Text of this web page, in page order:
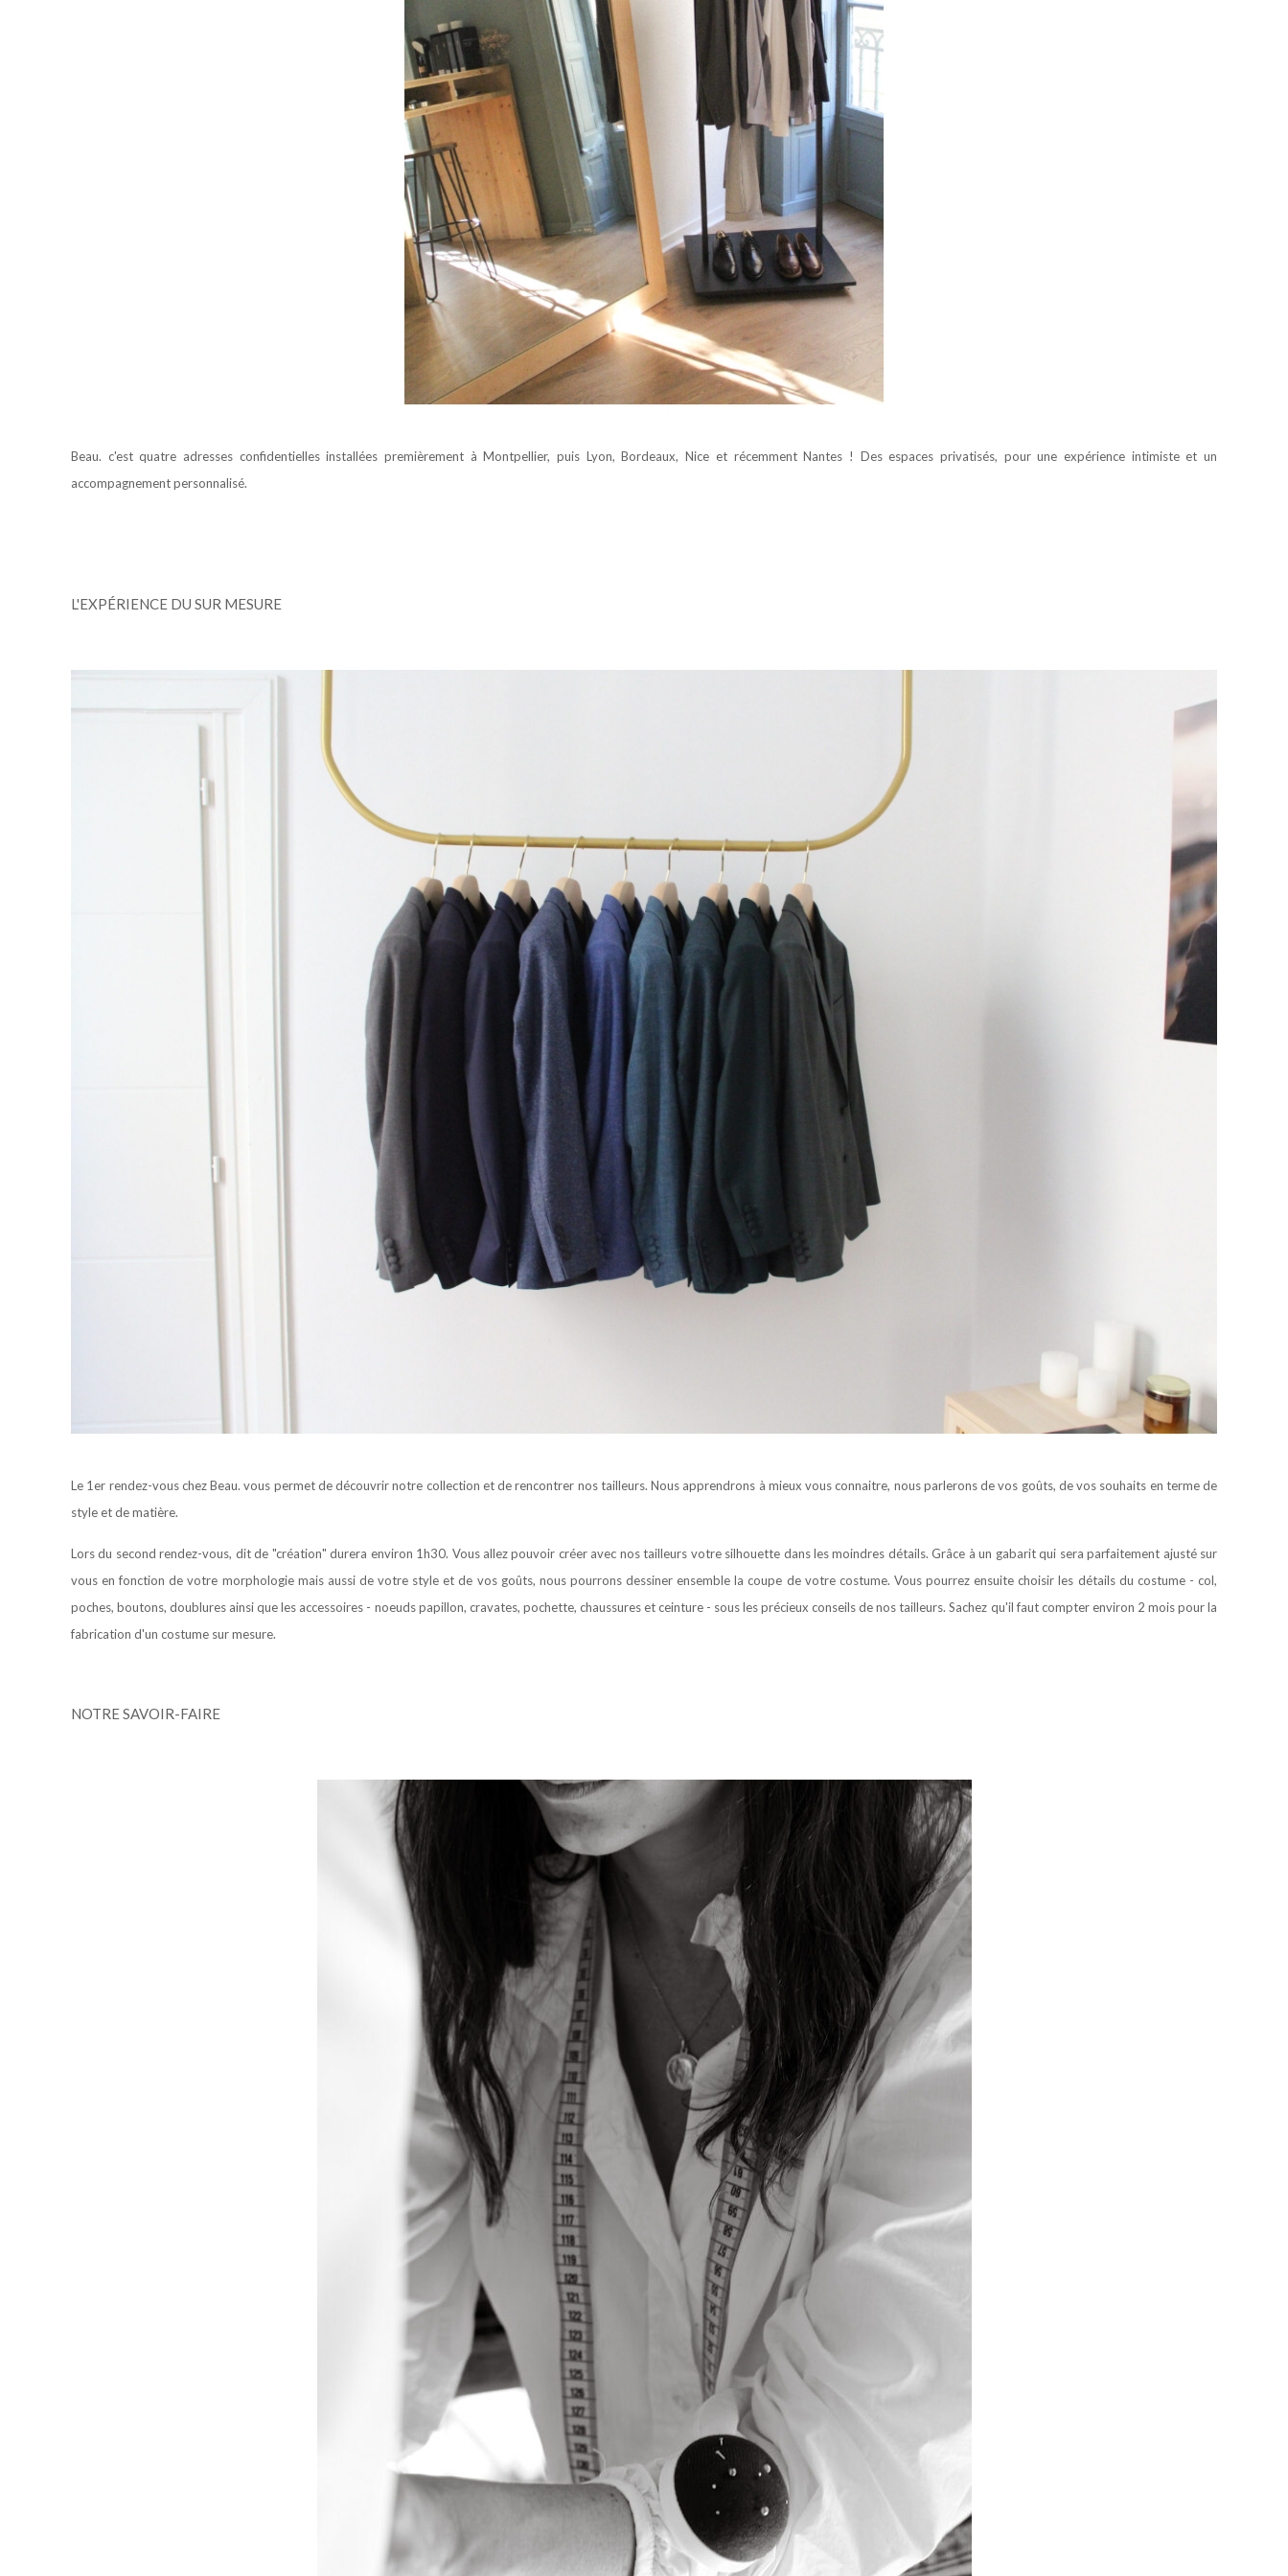
Beau. c'est quatre adresses confidentielles installées premièrement à Montpellier, puis Lyon, Bordeaux, Nice et récemment Nantes ! Des espaces privatisés, pour une expérience intimiste et un
accompagnement personnalisé.
L'EXPÉRIENCE DU SUR MESURE
Le 1er rendez-vous chez Beau. vous permet de découvrir notre collection et de rencontrer nos tailleurs. Nous apprendrons à mieux vous connaitre, nous parlerons de vos goûts, de vos souhaits en terme de
style et de matière.
Lors du second rendez-vous, dit de "création" durera environ 1h30. Vous allez pouvoir créer avec nos tailleurs votre silhouette dans les moindres détails. Grâce à un gabarit qui sera parfaitement ajusté sur
vous en fonction de votre morphologie mais aussi de votre style et de vos goûts, nous pourrons dessiner ensemble la coupe de votre costume. Vous pourrez ensuite choisir les détails du costume - col,
poches, boutons, doublures ainsi que les accessoires - noeuds papillon, cravates, pochette, chaussures et ceinture - sous les précieux conseils de nos tailleurs. Sachez qu'il faut compter environ 2 mois pour la
fabrication d'un costume sur mesure.
NOTRE SAVOIR-FAIRE